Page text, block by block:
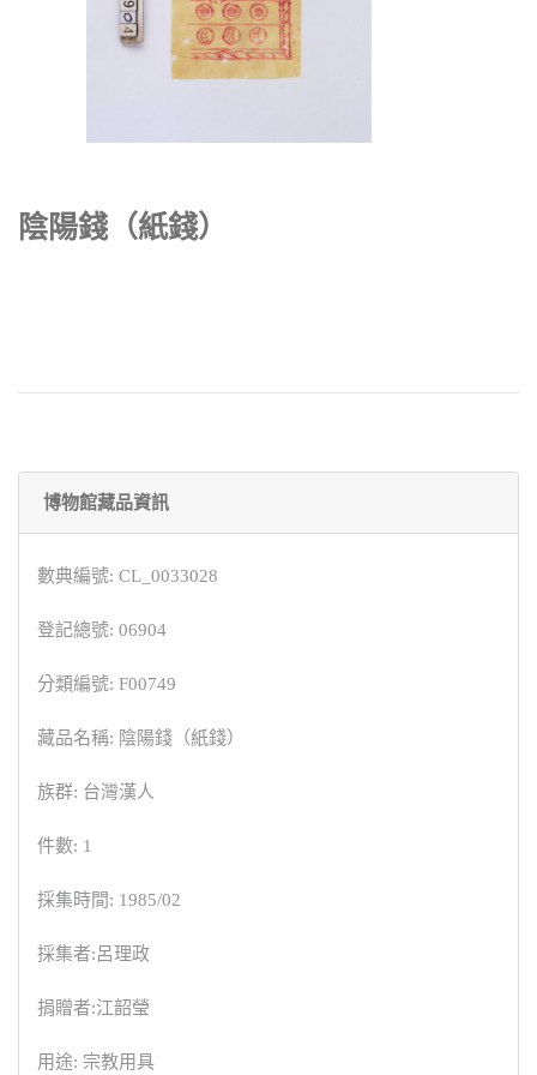
陰陽錢（紙錢）
博物館藏品資訊
數典編號: CL_0033028
登記總號: 06904
分類編號: F00749
藏品名稱: 陰陽錢（紙錢）
族群: 台灣漢人
件數: 1
採集時間: 1985/02
採集者:呂理政
捐贈者:江韶瑩
用途: 宗教用具